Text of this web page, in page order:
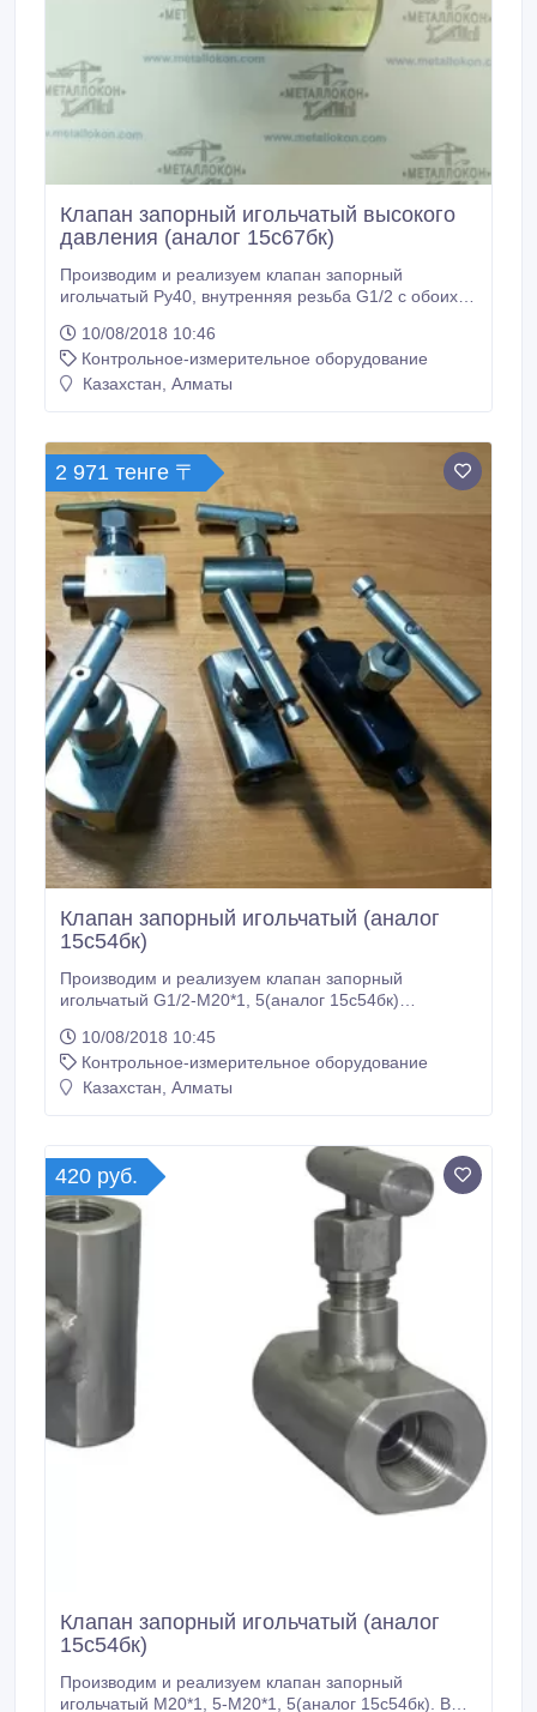
Клапан запорный игольчатый высокого
давления (аналог 15с67бк)
Производим и реализуем клапан запорный
игольчатый Ру40, внутренняя резьба G1/2 с обоих
короткие сроки. В любой регион России и за рубеж.
Безналичный расчет. Гарантия, производитель,
сертифицировано..
10/08/2018 10:46
Контрольное-измерительное оборудование
Казахстан, Алматы
2 971 тенге 〒
Клапан запорный игольчатый (аналог
15с54бк)
Производим и реализуем клапан запорный
игольчатый G1/2-М20*1, 5(аналог 15с54бк)
короткие сроки. В любой регион России и за рубеж.
Безналичный расчет. Гарантия, производитель,
сертифицировано..
10/08/2018 10:45
Контрольное-измерительное оборудование
Казахстан, Алматы
420 руб.
Клапан запорный игольчатый (аналог
15с54бк)
Производим и реализуем клапан запорный
игольчатый М20*1, 5-М20*1, 5(аналог 15с54бк). В